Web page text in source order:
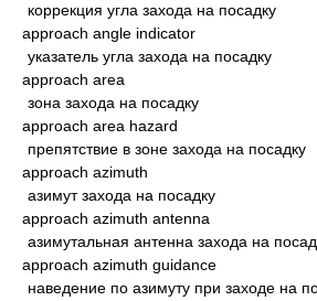
коррекция угла захода на посадку
approach angle indicator
указатель угла захода на посадку
approach area
зона захода на посадку
approach area hazard
препятствие в зоне захода на посадку
approach azimuth
азимут захода на посадку
approach azimuth antenna
азимутальная антенна захода на
approach azimuth guidance
наведение по азимуту при заходе на